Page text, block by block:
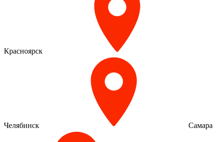
Красноярск
Челябинск Самара